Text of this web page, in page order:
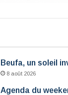
Beufa, un soleil
8 août 2026
Agenda du